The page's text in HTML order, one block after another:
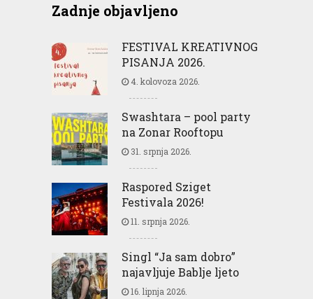
Zadnje objavljeno
FESTIVAL KREATIVNOG
PISANJA 2026.
4. kolovoza 2026.
Swashtara – pool party
na Zonar Rooftopu
31. srpnja 2026.
Raspored Sziget
Festivala 2026!
11. srpnja 2026.
Singl “Ja sam dobro”
najavljuje Bablje ljeto
16. lipnja 2026.